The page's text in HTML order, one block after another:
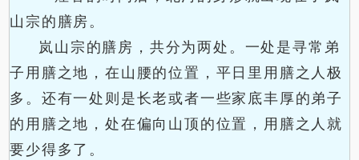
山宗的膳房。
岚山宗的膳房，共分为两处。一处是寻常弟
子用膳之地，在山腰的位置，平日里用膳之人极
多。还有一处则是长老或者一些家底丰厚的弟子
的用膳之地，处在偏向山顶的位置，用膳之人就
要少得多了。